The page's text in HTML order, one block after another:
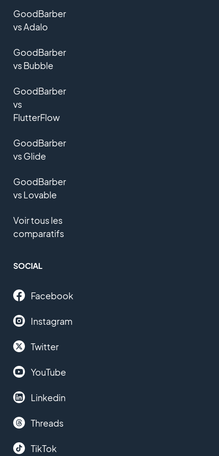
GoodBarber
vs Adalo
GoodBarber
vs Bubble
GoodBarber
vs
FlutterFlow
GoodBarber
vs Glide
GoodBarber
vs Lovable
Voir tous les
comparatifs
SOCIAL
Facebook
Instagram
Twitter
YouTube
Linkedin
Threads
TikTok